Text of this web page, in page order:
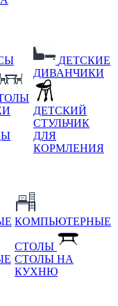
ДЕТСКИЕ
ДИВАНЧИКИ
ДЕТСКИЙ
СТУЛЬЧИК
ДЛЯ
КОРМЛЕНИЯ
КОМПЬЮТЕРНЫЕ
СТОЛЫ
СТОЛЫ НА
КУХНЮ